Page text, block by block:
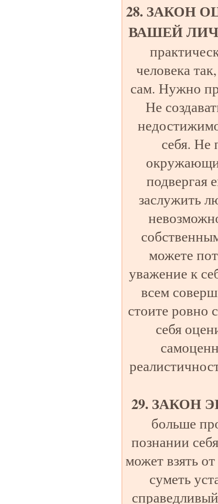
28. ЗАКОН
ВАШЕЙ
человека
сам. Нужно
Не
себя. Не
подвергая
заслужить
можете
уважение к
всем
стоите ровно
себя
29. ЗАКОН
больше
познании
может взять
суметь